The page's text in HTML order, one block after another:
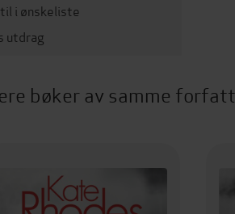
i ønskeliste
utdrag
bøker av samme